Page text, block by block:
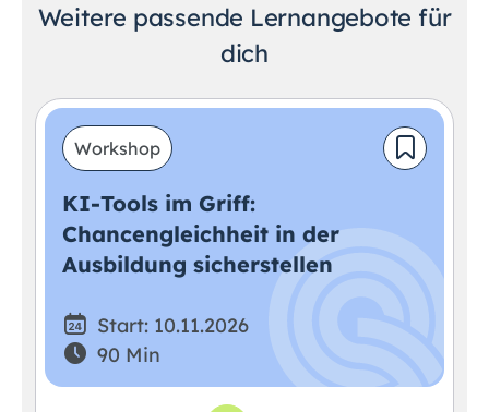
Weitere passende Lernangebote für
dich
Workshop
KI-Tools im Griff:
Chancengleichheit in der
Ausbildung sicherstellen
Start: 10.11.2026
90 Min